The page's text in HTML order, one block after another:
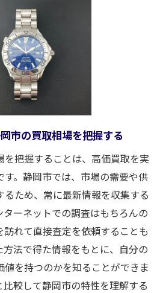
メガ時計買取成功事例の研究
静岡市で押さえておきたい重
市場でのオメガ時計の評価基
取におけるトレンドを把握す
状態が買取価格に与える直接
買取を実現するための準備事
市の買取相場を把握する
を把握することは、高価買取を実
。静岡市では、市場の需要や供
ため、常に最新情報を収集する
ターネットでの調査はもちろんの
訪れて直接査定を依頼することも
法で得た情報をもとに、自分の
値を持つのかを知ることができま
較して静岡市の特性を理解する